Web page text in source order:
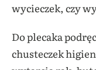
wycieczek, czy
Do plecaka
chusteczek